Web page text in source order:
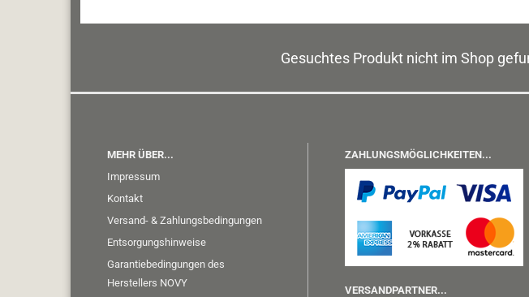
Gesuchtes Produkt nicht im Shop
MEHR ÜBER...
Impressum
Kontakt
Versand- & Zahlungsbedingungen
Entsorgungshinweise
Garantiebedingungen des
Herstellers NOVY
ZAHLUNGSMÖGLICHKEITEN...
VERSANDPARTNER...